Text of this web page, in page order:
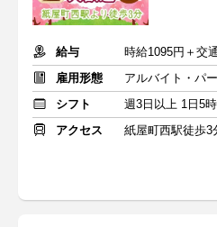
給与
時給1095円＋交
雇用形態
アルバイト・パ
シフト
週3日以上 1日5
アクセス
紙屋町西駅徒歩3